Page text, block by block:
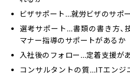
ビザサポート…就労ビザのサポ
選考サポート…書類の書き方、
マナー指導のサポートがあるか
入社後のフォロー…定着支援が
コンサルタントの質…ITエンジ